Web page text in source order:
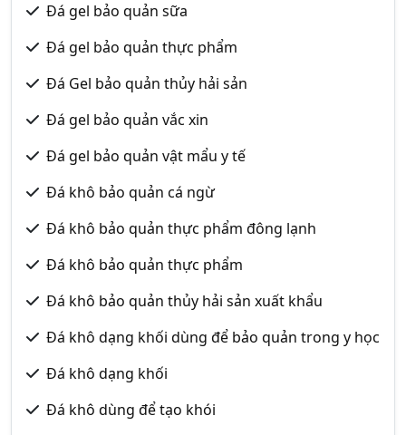
Đá gel bảo quản sữa
Đá gel bảo quản thực phẩm
Đá Gel bảo quản thủy hải sản
Đá gel bảo quản vắc xin
Đá gel bảo quản vật mẩu y tế
Đá khô bảo quản cá ngừ
Đá khô bảo quản thực phẩm đông lạnh
Đá khô bảo quản thực phẩm
Đá khô bảo quản thủy hải sản xuất khẩu
Đá khô dạng khối dùng để bảo quản trong y học
Đá khô dạng khối
Đá khô dùng để tạo khói